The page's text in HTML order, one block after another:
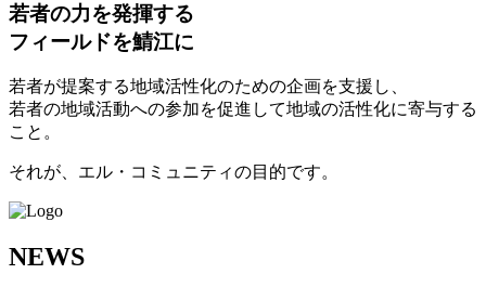
若者の力を発揮する
フィールドを鯖江に
若者が提案する地域活性化のための企画を支援し、
若者の地域活動への参加を促進して地域の活性化に寄与する
こと。
それが、エル・コミュニティの目的です。
NEWS